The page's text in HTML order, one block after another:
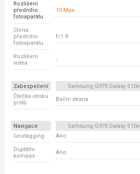
Rozlišení
předního
fotoaparátu
10 Mpx
Clona
předního
fotoaparátu
f/1.9
Rozlišení
videa
-
Zabezpečení Samsung G970 Galaxy S10e
Čtečka otisku
prstů
Boční strana
Navigace Samsung G970 Galaxy S10e
Geotagging
Ano
Digitální
kompas
Ano